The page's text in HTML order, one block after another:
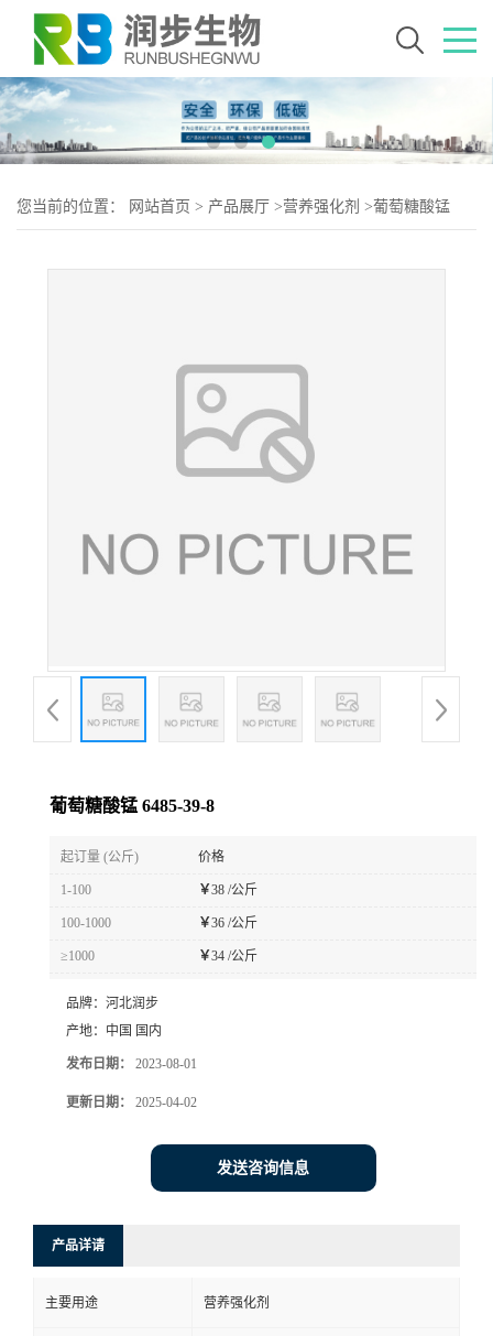
您当前的位置： 网站首页 > 产品展厅 >营养强化剂 >葡萄糖酸锰
葡萄糖酸锰 6485-39-8
起订量 (公斤) 价格
1-100 ￥38 /公斤
100-1000 ￥36 /公斤
≥1000 ￥34 /公斤
品牌： 河北润步
产地： 中国 国内
发布日期： 2023-08-01
更新日期： 2025-04-02
发送咨询信息
产品详请
主要用途 营养强化剂